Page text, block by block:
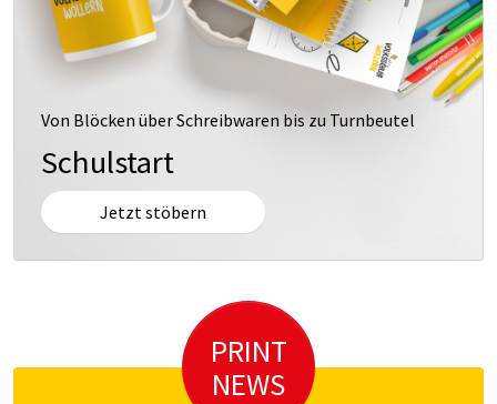
Von Blöcken über Schreibwaren bis zu Turnbeutel
Schulstart
Jetzt stöbern
PRINT
NEWS